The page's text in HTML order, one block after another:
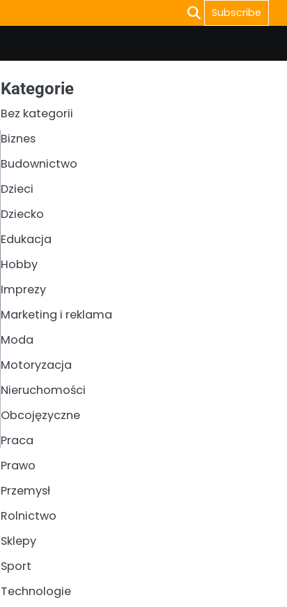
Subscribe
Kategorie
Bez kategorii
Biznes
Budownictwo
Dzieci
Dziecko
Edukacja
Hobby
Imprezy
Marketing i reklama
Moda
Motoryzacja
Nieruchomości
Obcojęzyczne
Praca
Prawo
Przemysł
Rolnictwo
Sklepy
Sport
Technologie